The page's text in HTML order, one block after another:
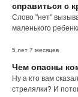
справиться с
Слово "нет"
маленького
5 лет 7 месяцев
Чем опасны
Ну а кто вам
стрелялки? И